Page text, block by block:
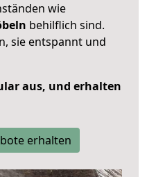
wie
behilflich sind.
sie entspannt und
aus, und erhalten
erhalten